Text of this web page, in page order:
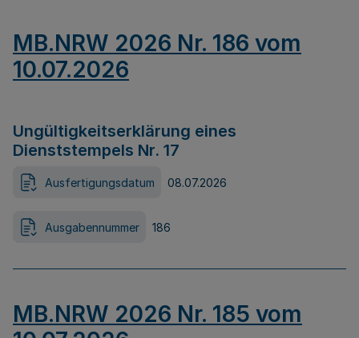
MB.NRW 2026 Nr. 186 vom
10.07.2026
Ungültigkeitserklärung eines
Dienststempels Nr. 17
Ausfertigungsdatum 08.07.2026
Ausgabennummer 186
MB.NRW 2026 Nr. 185 vom